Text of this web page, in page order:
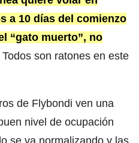
a 10 días del comienzo
“gato muerto”, no
Todos son ratones en este
de Flybondi ven una
nivel de ocupación
se va normalizando y las